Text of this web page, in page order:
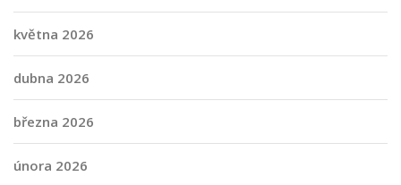
května 2026
dubna 2026
března 2026
února 2026